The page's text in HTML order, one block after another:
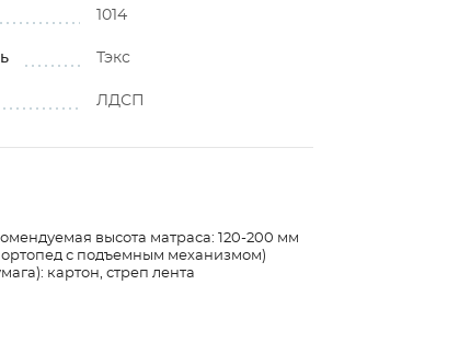
1014
Тэкс
ЛДСП
высота матраса: 120-200 мм
с подъемным механизмом)
картон, стреп лента